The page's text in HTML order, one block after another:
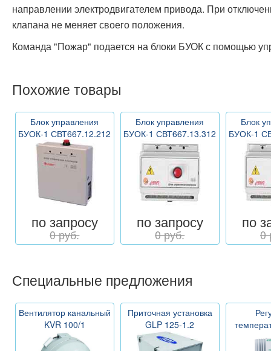
направлении электродвигателем привода. При
клапана не меняет своего положения.
Команда "Пожар" подается на блоки БУОК с помощью
Похожие товары
Блок управления
БУОК-1 СВТ667.12.212
по запросу
0 руб.
Блок управления
БУОК-1 СВТ667.13.312
по запросу
0 руб.
Блок
БУОК-1
по
0
Специальные предложения
Вентилятор канальный
KVR 100/1
Приточная установка
GLP 125-1.2